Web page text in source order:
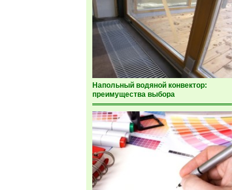
Напольный водяной конвектор:
преимущества выбора